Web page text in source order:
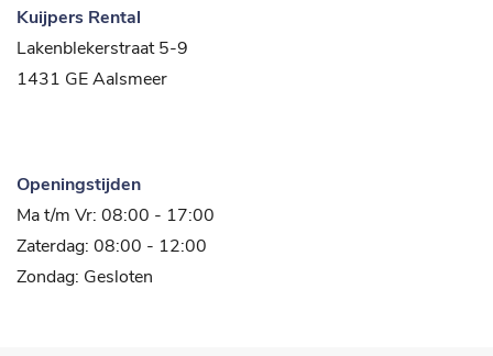
Kuijpers Rental
Lakenblekerstraat 5-9
1431 GE Aalsmeer
Openingstijden
Ma t/m Vr: 08:00 - 17:00
Zaterdag: 08:00 - 12:00
Zondag: Gesloten